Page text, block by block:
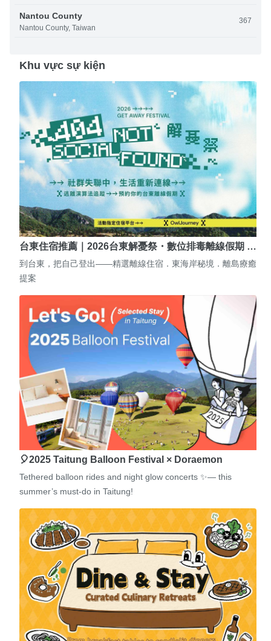
Nantou County
Nantou County, Taiwan
367
Khu vực sự kiện
台東住宿推薦｜2026台東解憂祭・數位排毒離線假期 …
到台東，把自己登出——精選離線住宿．東海岸秘境．離島療癒
提案
🎈2025 Taitung Balloon Festival × Doraemon
Tethered balloon rides and night glow concerts ✨— this
summer’s must-do in Taitung!